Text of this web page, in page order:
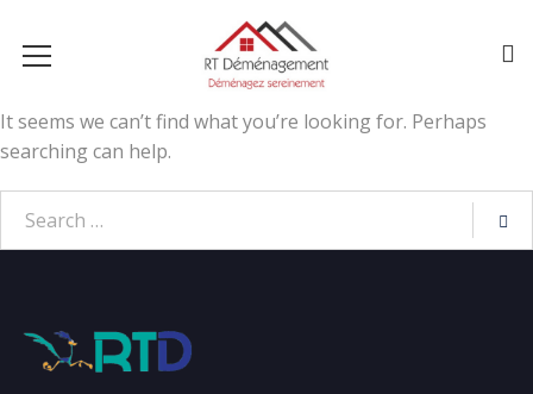
It seems we can’t find what you’re looking for. Perhaps
searching can help.